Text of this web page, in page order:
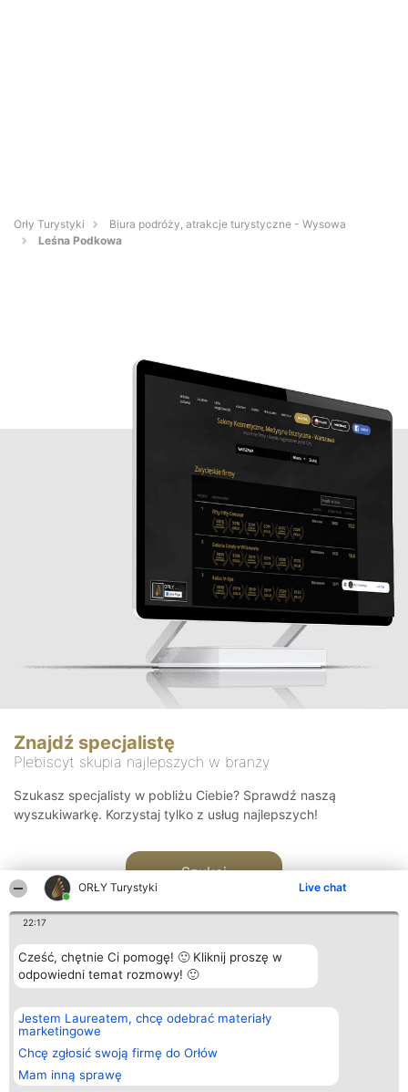
ORŁY Turystyki Live chat
22:17
Cześć, chętnie Ci pomogę! 🙂 Kliknij proszę w
odpowiedni temat rozmowy! 🙂
Jestem Laureatem, chcę odebrać materiały
marketingowe
Chcę zgłosić swoją firmę do Orłów
Mam inną sprawę
Orły Turystyki
Biura podróży, atrakcje turystyczne - Wysowa
Leśna Podkowa
Znajdź specjalistę
Plebiscyt skupia najlepszych w branży
Szukasz specjalisty w pobliżu Ciebie? Sprawdź naszą
wyszukiwarkę. Korzystaj tylko z usług najlepszych!
Szukaj
Organizator plebiscytu
Bright Side Solutions sp. z o.
o. sp. k.
ul. Ruska 22
Wrocław 50-079
KRS 0000749100 | Regon
381313360 | NIP 8943132676
Plebiscyt
Laureaci
wszystkich
Laureatów
Regulamin
Kontakt
Kontakt